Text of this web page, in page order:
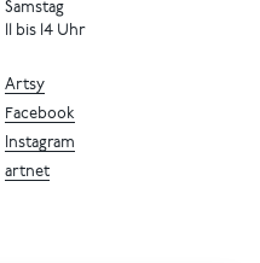
Samstag
11 bis 14 Uhr
Artsy
Facebook
Instagram
artnet